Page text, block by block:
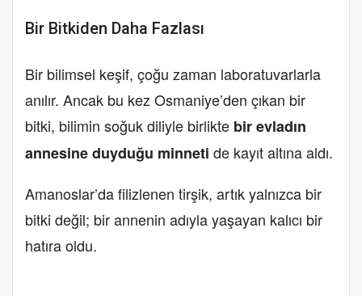
Bir Bitkiden Daha Fazlası
Bir bilimsel keşif, çoğu zaman laboratuvarlarla
anılır. Ancak bu kez Osmaniye’den çıkan bir
bitki, bilimin soğuk diliyle birlikte bir evladın
annesine duyduğu minneti de kayıt altına aldı.
Amanoslar’da filizlenen tirşik, artık yalnızca bir
bitki değil; bir annenin adıyla yaşayan kalıcı bir
hatıra oldu.